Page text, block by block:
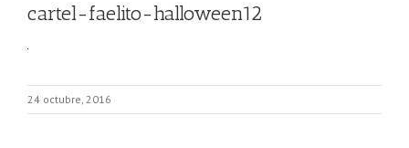
cartel-faelito-halloween12
24 octubre, 2016